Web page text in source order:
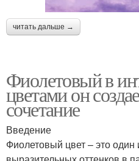
читать дальше →
Фиолетовый в
цветами он
сочетание
Введение
Фиолетовый цвет – это